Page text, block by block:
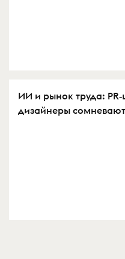
ИИ и рынок труда:
дизайнеры